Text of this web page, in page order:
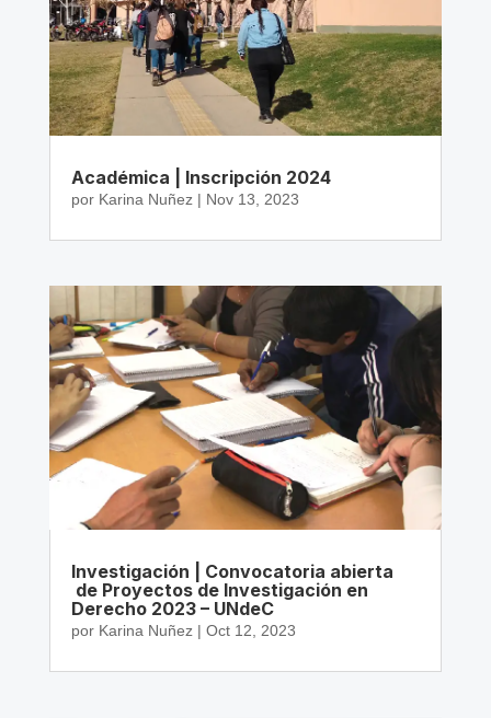
Académica | Inscripción 2024
por Karina Nuñez| Nov 13, 2023
Investigación | Convocatoria abierta
de Proyectos de Investigación en
Derecho 2023 – UNdeC
por Karina Nuñez| Oct 12, 2023